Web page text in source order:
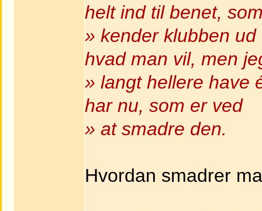
helt ind til benet,
» kender klubben
hvad man vil, men
» langt hellere have
har nu, som er ved
» at smadre den.
Hvordan smadrer